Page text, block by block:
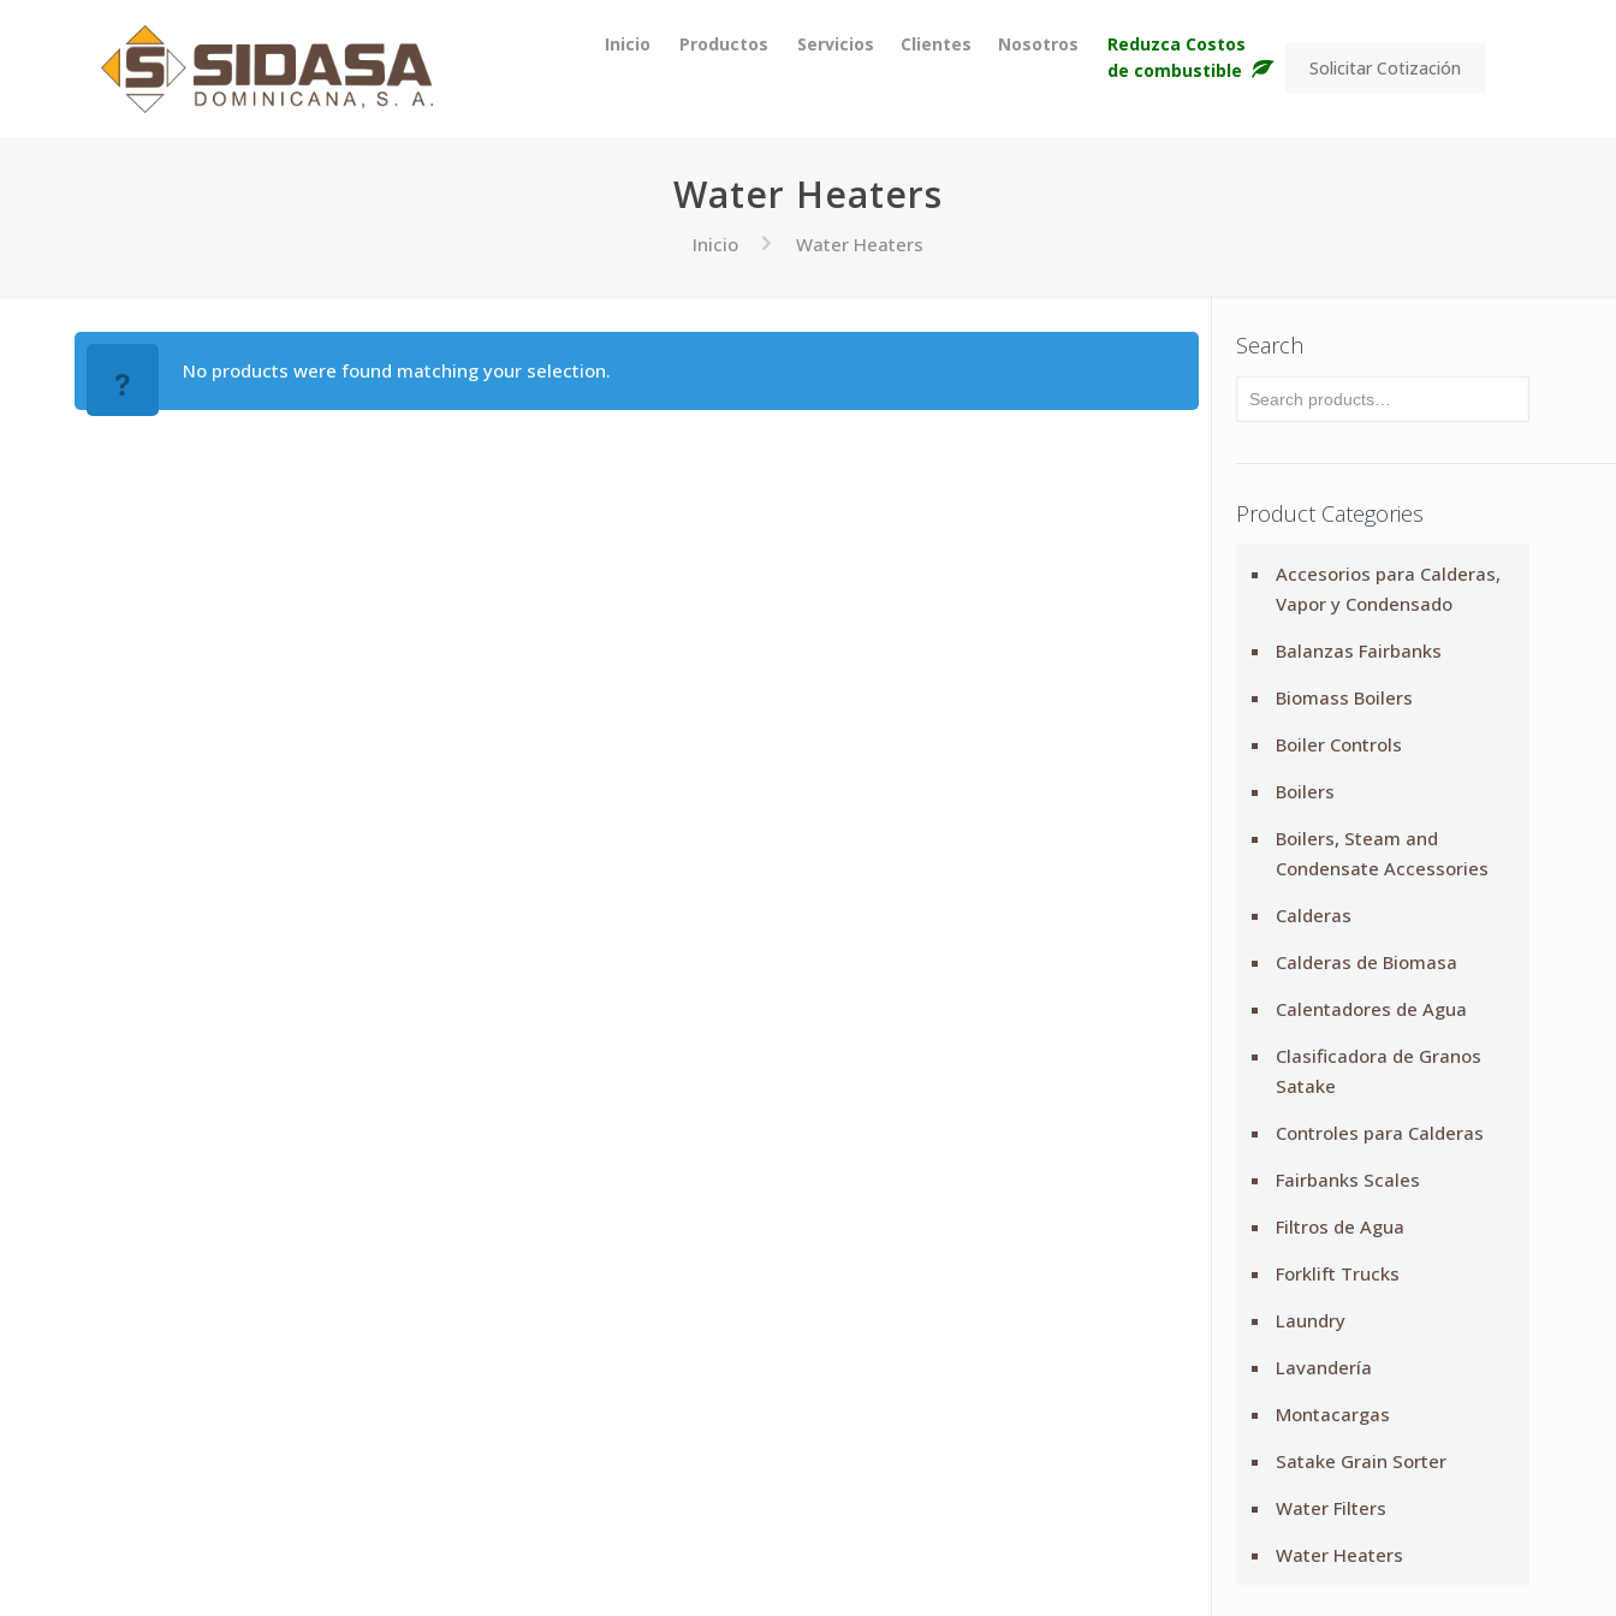
Inicio Productos Servicios Clientes Nosotros
Reduzca Costos
de combustible
Solicitar Cotización
Water Heaters
Inicio Water Heaters
No products were found matching your selection.
Search
Product Categories
Accesorios para Calderas,
Vapor y Condensado
Balanzas Fairbanks
Biomass Boilers
Boiler Controls
Boilers
Boilers, Steam and
Condensate Accessories
Calderas
Calderas de Biomasa
Calentadores de Agua
Clasificadora de Granos
Satake
Controles para Calderas
Fairbanks Scales
Filtros de Agua
Forklift Trucks
Laundry
Lavandería
Montacargas
Satake Grain Sorter
Water Filters
Water Heaters